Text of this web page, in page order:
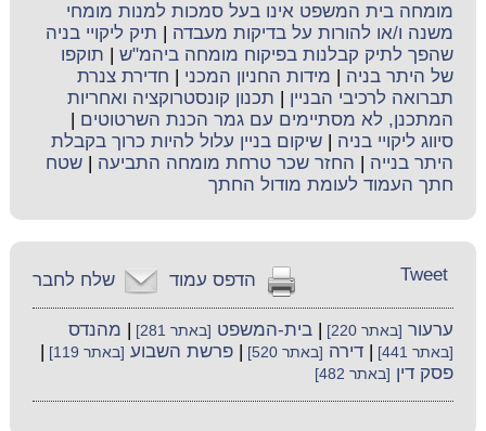
מומחה בית המשפט אינו בעל סמכות למנות מומחי
משנה ו/או להורות על בדיקות מעבדה
תיק ליקויי בניה
שהפך לתיק קבלנות בפיקוח מומחה ביהמ"ש
תוקפו
של היתר בניה
מידות החניון המכני
חדירת צנרת
תברואה לרכיבי הבניין
תכנון קונסטרוקציה ואחריות
המתכנן, לא מסתיימים עם גמר הכנת השרטוטים
סיווג ליקויי בניה |שיקום בניין עלול להיות כרוך בקבלת
היתר בנייה
החזר שכר טרחת מומחה התביעה |שטח
חתך העמוד לעומת מודול החתך
שלח לחבר הדפס עמוד Tweet
ערעור [באתר 220] |בית-המשפט [באתר 281] מהנדס
[באתר 441] |דירה [באתר 520] |פרשת השבוע [באתר 119]
פסק דין [באתר 482]